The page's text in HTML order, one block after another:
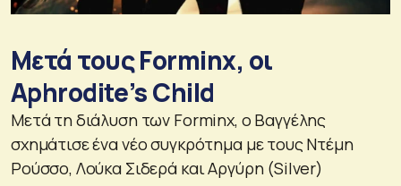
Μετά τους Forminx, οι
Aphrodite’s Child
Μετά τη διάλυση των Forminx, ο Βαγγέλης
σχημάτισε ένα νέο συγκρότημα με τους Ντέμη
Ρούσσο, Λούκα Σιδερά και Αργύρη (Silver)